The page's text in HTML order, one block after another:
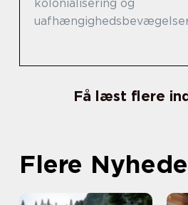
kolonialisering og
Få læst flere
Flere